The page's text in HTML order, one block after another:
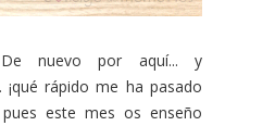
nuevo por aquí... y
rápido me ha pasado
este mes os enseño